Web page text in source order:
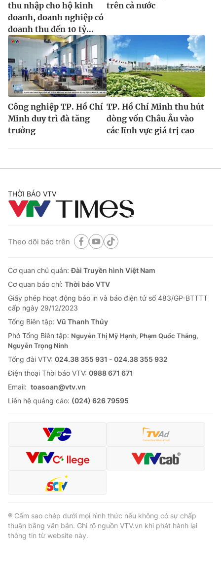
thu nhập cho hộ kinh
doanh, doanh nghiệp có
doanh thu đến 10 tỷ...
trên cả nước
Công nghiệp TP. Hồ Chí
Minh duy trì đà tăng
trưởng
TP. Hồ Chí Minh thu hút
dòng vốn Châu Âu vào
các lĩnh vực giá trị cao
THỜI BÁO VTV
Theo dõi báo trên
Cơ quan chủ quản:Đài Truyền hình Việt Nam
Cơ quan báo chí: Thời báo VTV
Giấy phép hoạt động báo in và báo điện tử số 483/GP-BTTTT
cấp ngày 29/12/2023
Tổng Biên tập: Vũ Thanh Thủy
Phó Tổng Biên tập: Nguyễn Thị Mỹ Hạnh, Phạm Quốc Thắng,
Nguyễn Trọng Ninh
Tổng đài VTV: 024.38 355 931 - 024.38 355 932
Ðiện thoại Thời báo VTV: 0988 671 671
Email: toasoan@vtv.vn
Liên hệ quảng cáo: (024) 626 79595
® Cấm sao chép dưới mọi hình thức nếu không có sự chấp
thuận bằng văn bản. Ghi rõ nguồn VTV.vn khi phát hành lại
thông tin từ website này.